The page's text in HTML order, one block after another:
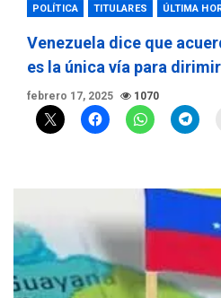
POLÍTICA TITULARES ÚLTIMA
Venezuela dice que
es la única vía para
febrero 17, 2025 1070